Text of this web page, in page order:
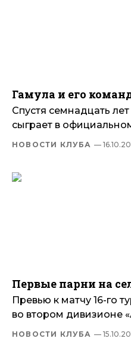
Гамула и его
Спустя семнадцать
сыграет в
НОВОСТИ КЛУБА —
Первые парни на
Превью к матчу 16-го
во втором дивизионе
НОВОСТИ КЛУБА —